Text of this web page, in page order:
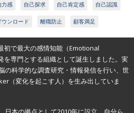
力感 自己探求 自己肯定感 自己認識
ウンロード 離職防止 顧客満足
初で最大の感情知能（Emotional
を専門とする組織として誕生しました。実
の科学的な調査研究・情報発信を行い、世
（変化を起こす人）を生み出していま